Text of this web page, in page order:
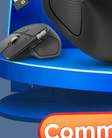
Gigabyte
2